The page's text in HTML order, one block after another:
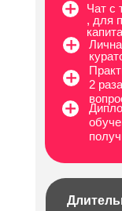
Чат с
, для
2